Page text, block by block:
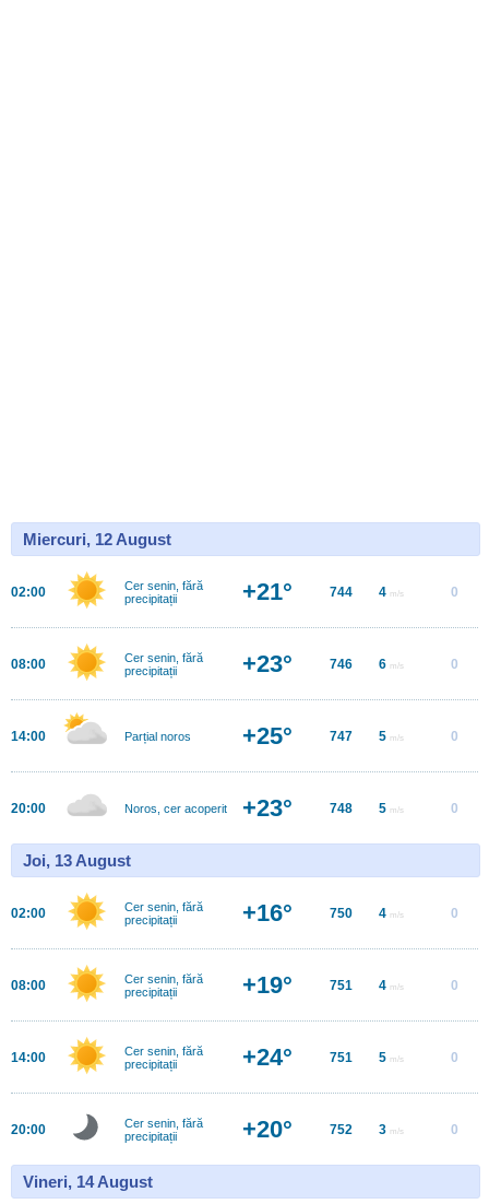
Miercuri, 12 August
02:00
Cer senin, fără
precipitații
+21° 744 4 m/s 0
08:00
Cer senin, fără
precipitații
+23° 746 6 m/s 0
14:00 Parțial noros +25° 747 5 m/s 0
20:00 Noros, cer acoperit +23° 748 5 m/s 0
Joi, 13 August
02:00
Cer senin, fără
precipitații
+16° 750 4 m/s 0
08:00
Cer senin, fără
precipitații
+19° 751 4 m/s 0
14:00
Cer senin, fără
precipitații
+24° 751 5 m/s 0
20:00
Cer senin, fără
precipitații
+20° 752 3 m/s 0
Vineri, 14 August